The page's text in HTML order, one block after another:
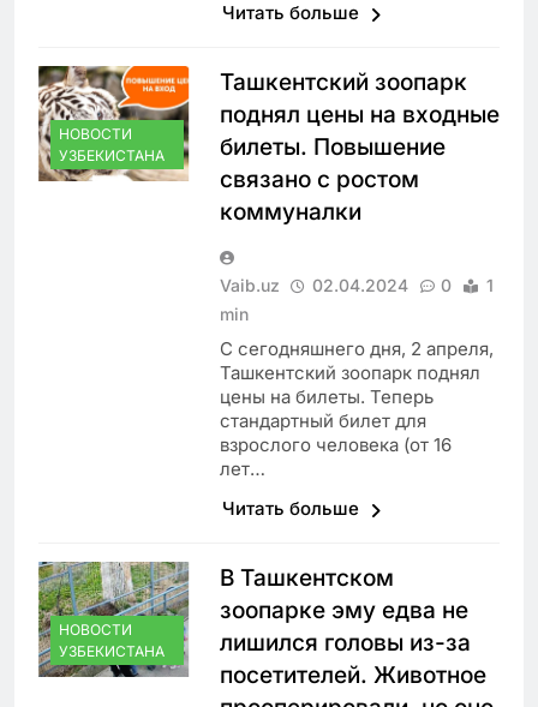
Читать больше
НОВОСТИ
УЗБЕКИСТАНА
Ташкентский зоопарк
поднял цены на входные
билеты. Повышение
связано с ростом
коммуналки
Vaib.uz 02.04.2024 0
1
min
С сегодняшнего дня, 2 апреля,
Ташкентский зоопарк поднял
цены на билеты. Теперь
стандартный билет для
взрослого человека (от 16
лет…
Читать больше
НОВОСТИ
УЗБЕКИСТАНА
В Ташкентском
зоопарке эму едва не
лишился головы из-за
посетителей. Животное